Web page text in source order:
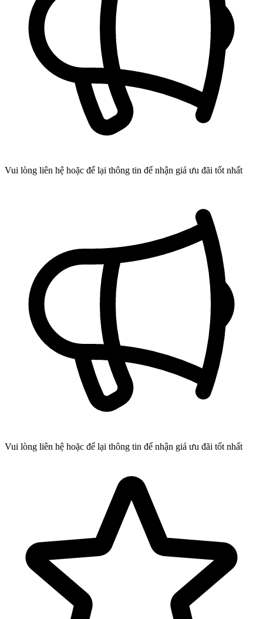
Vui lòng liên hệ hoặc để lại thông tin để nhận giá ưu đãi tốt nhất
Vui lòng liên hệ hoặc để lại thông tin để nhận giá ưu đãi tốt nhất